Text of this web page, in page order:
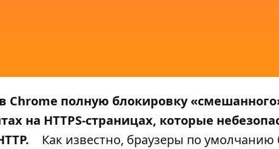
Chrome полную блокировку
на HTTPS-страницах, которые
Как известно, браузеры по